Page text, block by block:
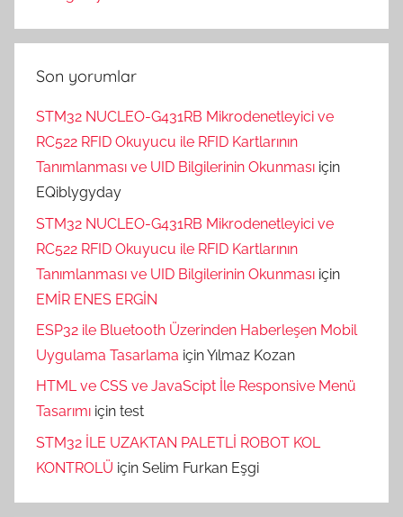
Son yorumlar
STM32 NUCLEO-G431RB Mikrodenetleyici ve
RC522 RFID Okuyucu ile RFID Kartlarının
Tanımlanması ve UID Bilgilerinin Okunması için
EQiblygyday
STM32 NUCLEO-G431RB Mikrodenetleyici ve
RC522 RFID Okuyucu ile RFID Kartlarının
Tanımlanması ve UID Bilgilerinin Okunması için
EMİR ENES ERGİN
ESP32 ile Bluetooth Üzerinden Haberleşen Mobil
Uygulama Tasarlama içinYılmaz Kozan
HTML ve CSS ve JavaScipt İle Responsive Menü
Tasarımı için test
STM32 İLE UZAKTAN PALETLİ ROBOT KOL
KONTROLÜ için Selim Furkan Eşgi